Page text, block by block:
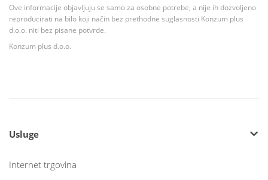
Ove informacije objavljuju se samo za osobne potrebe, a nije ih dozvoljeno
reproducirati na bilo koji način bez prethodne suglasnosti Konzum plus
d.o.o. niti bez pisane potvrde.
Konzum plus d.o.o.
Usluge
Internet trgovina